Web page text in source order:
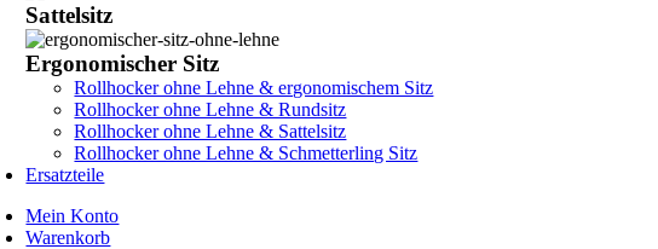
Sattelsitz
Ergonomischer Sitz
Rollhocker ohne Lehne & ergonomischem Sitz
Rollhocker ohne Lehne & Rundsitz
Rollhocker ohne Lehne & Sattelsitz
Rollhocker ohne Lehne & Schmetterling Sitz
Ersatzteile
Mein Konto
Warenkorb